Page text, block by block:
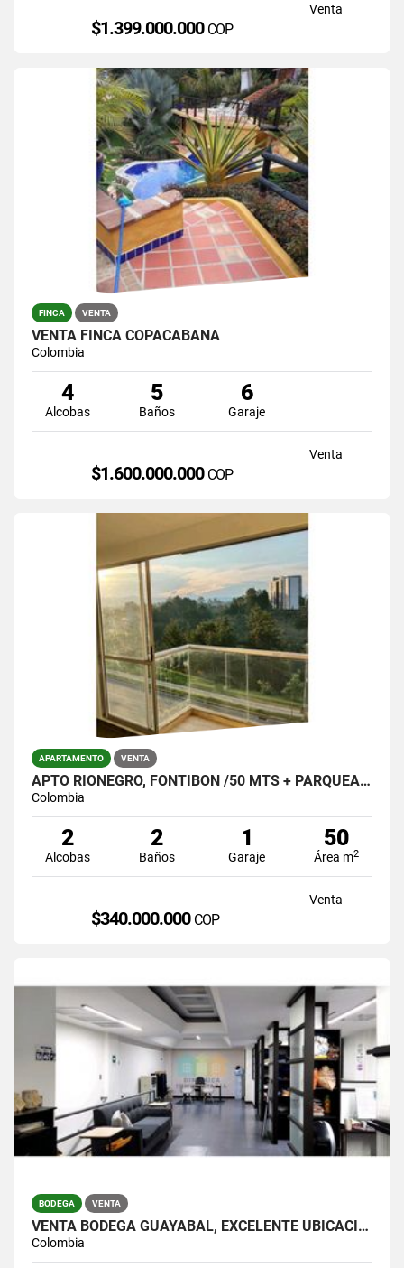
Venta
$1.399.000.000 COP
FINCA VENTA
VENTA FINCA COPACABANA
Colombia
4
Alcobas
5
Baños
6
Garaje
Venta
$1.600.000.000 COP
APARTAMENTO VENTA
APTO RIONEGRO, FONTIBON /50 MTS + PARQUEADERO Y ÚTIL $340.000.000
Colombia
2
Alcobas
2
Baños
1
Garaje
50
Área m2
Venta
$340.000.000 COP
BODEGA VENTA
VENTA BODEGA GUAYABAL, EXCELENTE UBICACION EN MALL INDUSTRIAL
Colombia